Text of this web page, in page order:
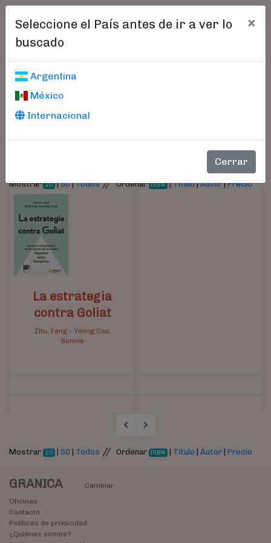
Seleccione el País antes de ir a ver lo
buscado
×
Argentina
México
Internacional
Cerrar
Libros encontrados
Parámetros
Mostrar 20 |50|Todos//Ordenar ISBN |Título|Autor|Precio
La estrategia
contra Goliat
Zhu, Feng- Yining Cao,
Bonnie
Mostrar 20 | 50 Todos // Ordenar ISBN Título |Autor |Precio
GRANICA
Cambiar
Oficinas
Contacto
Políticas de privacidad
¿Quiénes somos?